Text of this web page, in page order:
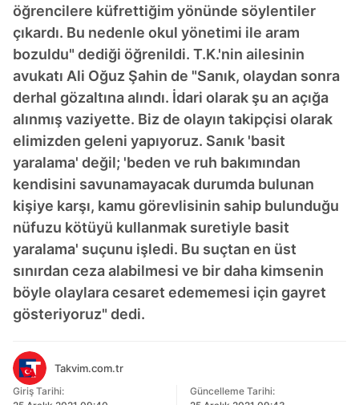
öğrencilere küfrettiğim yönünde söylentiler
çıkardı. Bu nedenle okul yönetimi ile aram
bozuldu" dediği öğrenildi. T.K.'nin ailesinin
avukatı Ali Oğuz Şahin de "Sanık, olaydan sonra
derhal gözaltına alındı. İdari olarak şu an açığa
alınmış vaziyette. Biz de olayın takipçisi olarak
elimizden geleni yapıyoruz. Sanık 'basit
yaralama' değil; 'beden ve ruh bakımından
kendisini savunamayacak durumda bulunan
kişiye karşı, kamu görevlisinin sahip bulunduğu
nüfuzu kötüyü kullanmak suretiyle basit
yaralama' suçunu işledi. Bu suçtan en üst
sınırdan ceza alabilmesi ve bir daha kimsenin
böyle olaylara cesaret edememesi için gayret
gösteriyoruz" dedi.
Takvim.com.tr
Giriş Tarihi:
Güncelleme Tarihi: